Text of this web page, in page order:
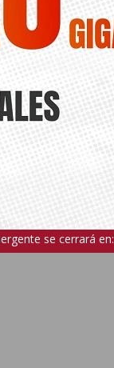
se cerrará en: